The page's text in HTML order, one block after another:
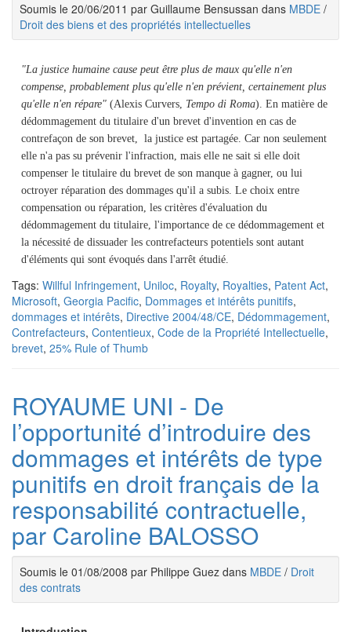
Soumis le 20/06/2011 par Guillaume Bensussan dans MBDE /
Droit des biens et des propriétés intellectuelles
"La justice humaine cause peut être plus de maux qu'elle n'en
compense, probablement plus qu'elle n'en prévient, certainement plus
qu'elle n'en répare" (Alexis Curvers, Tempo di Roma). En matière de
dédommagement du titulaire d'un brevet d'invention en cas de
contrefaçon de son brevet, la justice est partagée. Car non seulement
elle n'a pas su prévenir l'infraction, mais elle ne sait si elle doit
compenser le titulaire du brevet de son manque à gagner, ou lui
octroyer réparation des dommages qu'il a subis. Le choix entre
compensation ou réparation, les critères d'évaluation du
dédommagement du titulaire, l'importance de ce dédommagement et
la nécessité de dissuader les contrefacteurs potentiels sont autant
d'éléments qui sont évoqués dans l'arrêt étudié.
Tags: Willful Infringement, Uniloc, Royalty, Royalties, Patent Act,
Microsoft, Georgia Pacific, Dommages et intérêts punitifs,
dommages et intérêts, Directive 2004/48/CE, Dédommagement,
Contrefacteurs, Contentieux, Code de la Propriété Intellectuelle,
brevet, 25% Rule of Thumb
ROYAUME UNI - De
l’opportunité d’introduire des
dommages et intérêts de type
punitifs en droit français de la
responsabilité contractuelle,
par Caroline BALOSSO
Soumis le 01/08/2008 par Philippe Guez dans MBDE / Droit
des contrats